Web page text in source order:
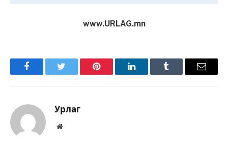
www.URLAG.mn
FacebookTwitter Pinterest LinkedInTumblr Имэйл
Урлаг
Вэбсайт